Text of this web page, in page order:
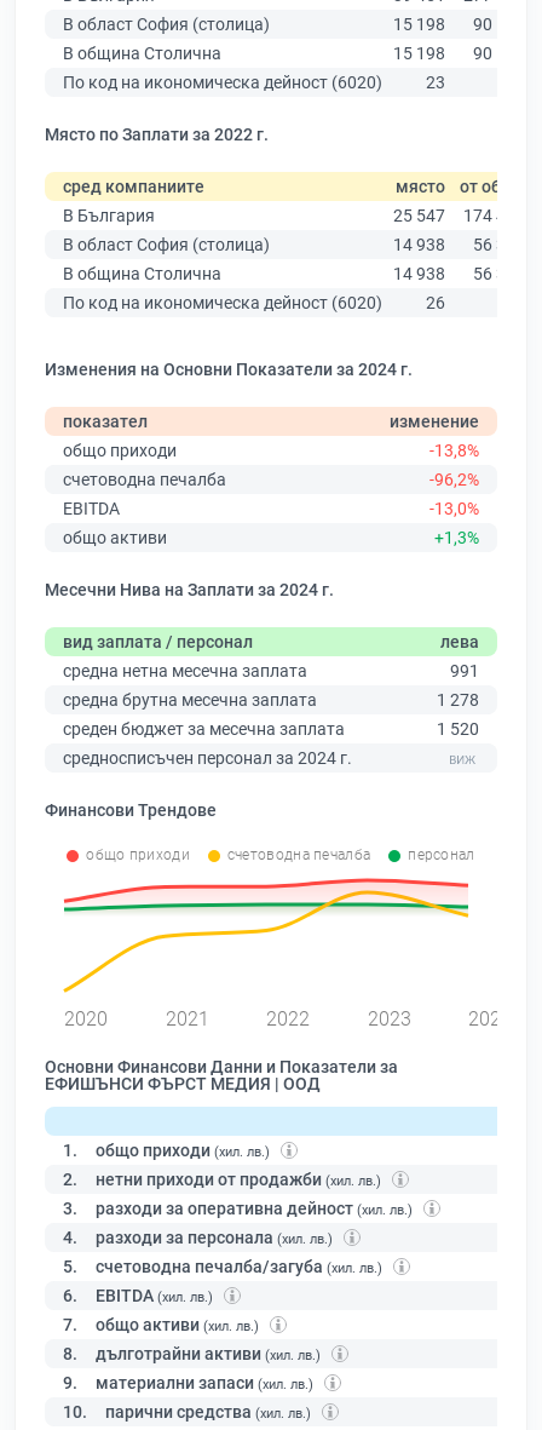
В област София (столица)
15 198
90 178
В община Столична
15 198
90 178
По код на икономическа дейност (6020)
23
Място по Заплати за 2022 г.
сред компаниите място от общо
В България
25 547
174 403
В област София (столица)
14 938
56 378
В община Столична
14 938
56 378
По код на икономическа дейност (6020)
26
Изменения на Основни Показатели за 2024 г.
показател
изменение
общо приходи
-13,8%
счетоводна печалба
-96,2%
EBITDA
-13,0%
общо активи
+1,3%
Месечни Нива на Заплати за 2024 г.
вид заплата / персонал
лева
средна нетна месечна заплата
991
средна брутна месечна заплата
1 278
среден бюджет за месечна заплата
1 520
средносписъчен персонал за 2024 г.
Финансови Трендове
общо приходи счетоводна печалба персонал
2020 2021 2022 2023 2024
Основни Финансови Данни и Показатели за
ЕФИШЪНСИ ФЪРСТ МЕДИЯ | ООД
1. общо приходи (хил. лв.)
2. нетни приходи от продажби (хил. лв.)
3. разходи за оперативна дейност (хил. лв.)
4. разходи за персонала (хил. лв.)
5. счетоводна печалба/загуба (хил. лв.)
6. EBITDA (хил. лв.)
7. общо активи (хил. лв.)
8. дълготрайни активи (хил. лв.)
9. материални запаси (хил. лв.)
10. парични средства (хил. лв.)